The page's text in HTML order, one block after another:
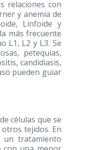
relaciones con
y anemia de
Linfoide y
más frecuente
L1, L2 y L3. Se
petequias,
candidiasis,
pueden guiar
células que se
tejidos. En
un tratamiento